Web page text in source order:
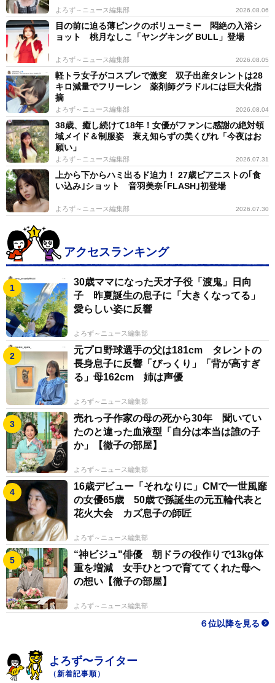
よろず～ニュース編集部 2026.08.06
目の前に迫る薄ピンクのボリューミー 悶絶の入浴シ
ョット 桃月なしこ「ヤングキング BULL」登場
よろず～ニュース編集部 2026.08.05
軽トラ女子がコスプレで激変 双子出産タレントは28
キロ減量でフリーレン 薬剤師グラドルには巨大化指
摘
よろず～ニュース編集部 2026.08.04
38歳、癒し続けて18年！女優がファンに感謝の絶対領
域メイド＆制服姿 衰え知らずの美くびれ「今夜はお
願い」
よろず～ニュース編集部 2026.07.31
上から下からハミ出るド迫力！ 27歳ピアニストの｢食
い込み｣ショット 音羽美奈｢FLASH｣初登場
よろず～ニュース編集部 2026.07.30
アクセスランキング
30歳ママになった天才子役「渡鬼」日向
子 昨夏誕生の息子に「大きくなってる」
愛らしい姿に反響
よろず～ニュース編集部
元プロ野球選手の父は181cm タレントの
長身息子に反響「びっくり」「背が高すぎ
る」母162cm 姉は声優
よろず～ニュース編集部
売れっ子作家の母の死から30年 聞いてい
たのと違った血液型「自分は本当は誰の子
か」【徹子の部屋】
よろず～ニュース編集部
16歳デビュー「それなりに」CMで一世風靡
の女優65歳 50歳で孫誕生の元五輪代表と
花火大会 カズ息子の師匠
よろず～ニュース編集部
“神ビジュ"俳優 朝ドラの役作りで13kg体
重を増減 女手ひとつで育ててくれた母へ
の想い【徹子の部屋】
よろず～ニュース編集部
６位以降を見る
よろず〜ライター
（新着記事順）